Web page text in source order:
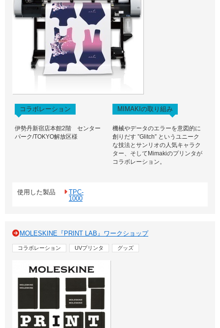
コラボレーション MIMAKIの取り組み
伊勢丹新宿店本館2階 センター
パーク/TOKYO解放区様
機械やデータのエラーを意図的に
創りだす ”Glitch” というユニーク
な技法とサンリオの人気キャラク
ター、そしてMimakiのプリンタが
コラボレーション。
使用した製品
TPC-
1000
MOLESKINE『PRINT LAB』ワークショップ
コラボレーション UVプリンタ グッズ